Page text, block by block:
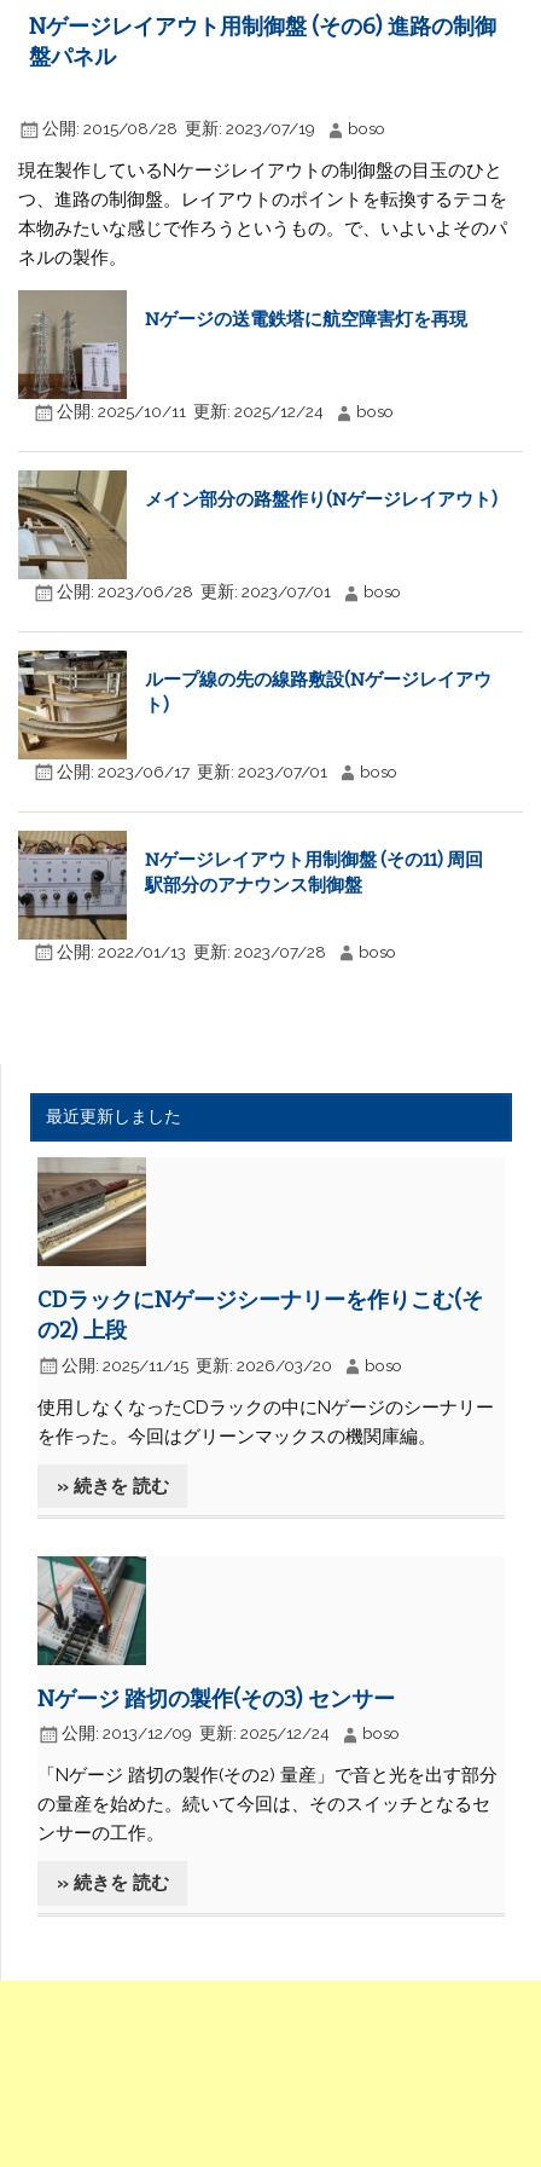
Nゲージレイアウト用制御盤 (その6) 進路の制御
盤パネル
公開: 2015/08/28 更新: 2023/07/19 boso
現在製作しているNケージレイアウトの制御盤の目玉のひと
つ、進路の制御盤。レイアウトのポイントを転換するテコを
本物みたいな感じで作ろうというもの。で、いよいよそのパ
ネルの製作。
Nゲージの送電鉄塔に航空障害灯を再現
公開: 2025/10/11 更新: 2025/12/24 boso
メイン部分の路盤作り(Nゲージレイアウト)
公開: 2023/06/28 更新: 2023/07/01 boso
ループ線の先の線路敷設(Nゲージレイアウ
ト)
公開: 2023/06/17 更新: 2023/07/01 boso
Nゲージレイアウト用制御盤 (その11) 周回
駅部分のアナウンス制御盤
公開: 2022/01/13 更新: 2023/07/28 boso
最近更新しました
CDラックにNゲージシーナリーを作りこむ(そ
の2) 上段
公開: 2025/11/15 更新: 2026/03/20 boso
使用しなくなったCDラックの中にNゲージのシーナリー
を作った。今回はグリーンマックスの機関庫編。
» 続きを 読む
Nゲージ 踏切の製作(その3) センサー
公開: 2013/12/09 更新: 2025/12/24 boso
「Nゲージ 踏切の製作(その2) 量産」で音と光を出す部分
の量産を始めた。続いて今回は、そのスイッチとなるセ
ンサーの工作。
» 続きを 読む